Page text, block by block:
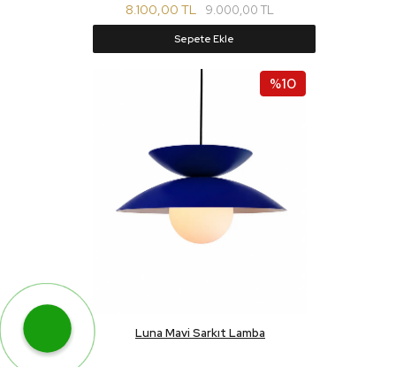
8.100,00 TL 9.000,00 TL
Sepete Ekle
Luna Mavi Sarkıt Lamba
%10
WhatsApp ile Hemen Ulaş!